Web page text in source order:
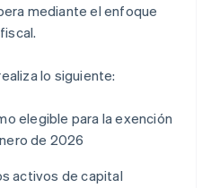
mediante el enfoque
lo siguiente:
elegible para la exención
de 2026
activos de capital